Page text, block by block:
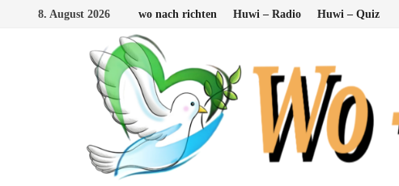
8. August 2026 wo nach richten Huwi – Radio Huwi – Quiz